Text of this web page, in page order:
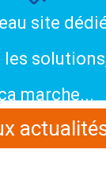
site
les
marche...